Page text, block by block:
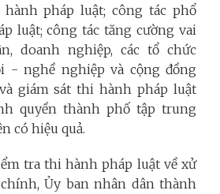
pháp luật; công tác phổ
luật; công tác tăng cường vai
doanh nghiệp, các tổ chức
nghề nghiệp và cộng đồng
giám sát thi hành pháp luật
quyền thành phố tập trung
có hiệu quả.
tra thi hành pháp luật về xử
Ủy ban nhân dân thành